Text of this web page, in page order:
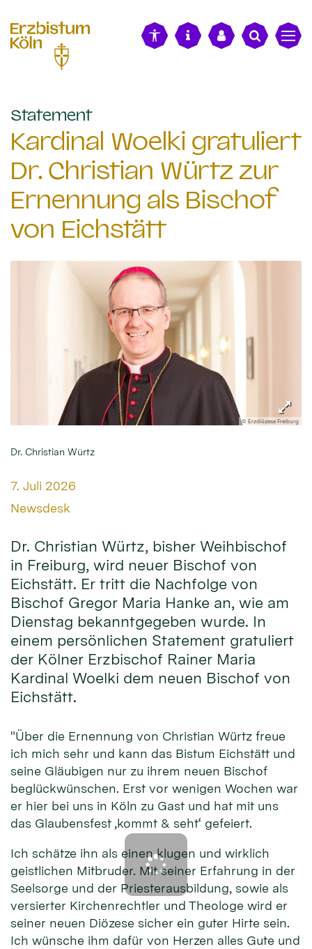
Statement:
Kardinal Woelki gratuliert
Dr. Christian Würtz zur
Ernennung als Bischof
von Eichstätt
© Erzdiözese Freiburg
Dr. Christian Würtz
Datum:
7. Juli 2026
Von:
Newsdesk
Dr. Christian Würtz, bisher Weihbischof
in Freiburg, wird neuer Bischof von
Eichstätt. Er tritt die Nachfolge von
Bischof Gregor Maria Hanke an, wie am
Dienstag bekanntgegeben wurde. In
einem persönlichen Statement gratuliert
der Kölner Erzbischof Rainer Maria
Kardinal Woelki dem neuen Bischof von
Eichstätt.
"Über die Ernennung von Christian Würtz freue
ich mich sehr und kann das Bistum Eichstätt und
seine Gläubigen nur zu ihrem neuen Bischof
beglückwünschen. Erst vor wenigen Wochen war
er hier bei uns in Köln zu Gast und hat mit uns
das Glaubensfest ‚kommt & seht‘ gefeiert.
Ich schätze ihn als einen klugen und wirklich
geistlichen Mitbruder. Mit seiner Erfahrung in der
Seelsorge und der Priesterausbildung, sowie als
versierter Kirchenrechtler und Theologe wird er
seiner neuen Diözese sicher ein guter Hirte sein.
Ich wünsche ihm dafür von Herzen alles Gute und